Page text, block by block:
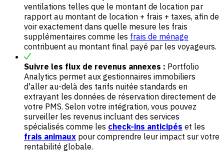
ventilations telles que le montant de location par
rapport au montant de location + frais + taxes, afin de
voir exactement dans quelle mesure les frais
supplémentaires comme les frais de ménage
contribuent au montant final payé par les voyageurs.
Suivre les flux de revenus annexes : Portfolio
Analytics permet aux gestionnaires immobiliers
d'aller au-delà des tarifs nuitée standards en
extrayant les données de réservation directement de
votre PMS. Selon votre intégration, vous pouvez
surveiller les revenus incluant des services
spécialisés comme les check-ins anticipés et les
frais animaux pour comprendre leur impact sur votre
rentabilité globale.